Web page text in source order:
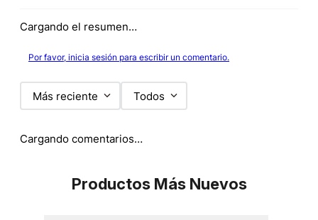
Cargando el resumen…
Por favor, inicia sesión para escribir un comentario.
Más reciente Todos
Cargando comentarios…
Productos Más Nuevos